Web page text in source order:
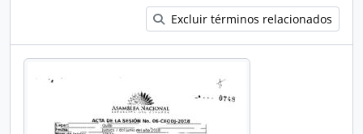
Excluir términos relacionados